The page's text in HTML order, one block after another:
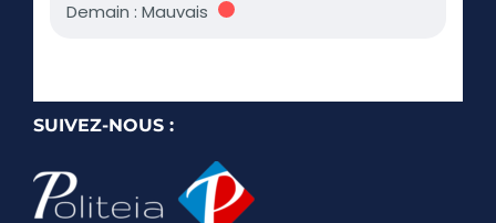
SUIVEZ-NOUS :